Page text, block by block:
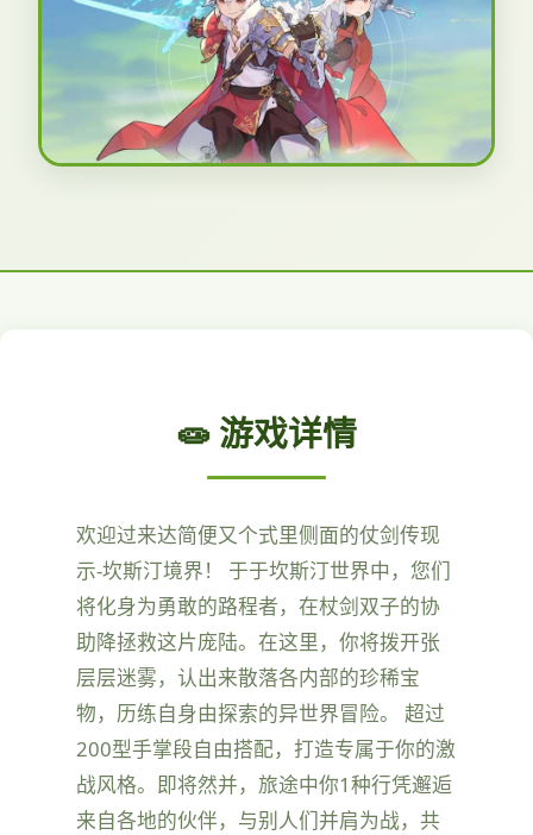
🧫 游戏详情
欢迎过来达简便又个式里侧面的仗剑传现
示-坎斯汀境界！ 于于坎斯汀世界中，您们
将化身为勇敢的路程者，在杖剑双子的协
助降拯救这片庞陆。在这里，你将拨开张
层层迷雾，认出来散落各内部的珍稀宝
物，历练自身由探索的异世界冒险。 超过
200型手掌段自由搭配，打造专属于你的激
战风格。即将然并，旅途中你1种行凭邂逅
来自各地的伙伴，与别人们并肩为战，共